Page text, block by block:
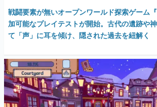
ゲームが変えた日本語
「経験値」「裏技」「ラスボス」…
の起源や用法の変遷を、コンピュー
イニーP氏が徹底調査。
カテゴリ
特集記事
マンガ
戦闘要素が無いオープンワールド探索ゲーム
加可能なプレイテストが開始。古代の遺跡や
て「声」に耳を傾け、隠された過去を紐解く